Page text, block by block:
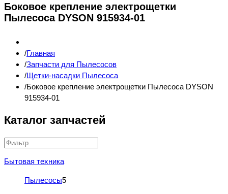
Боковое крепление электрощетки
Пылесоса DYSON 915934-01
Главная
Запчасти для Пылесосов
Щетки-насадки Пылесоса
Боковое крепление электрощетки Пылесоса DYSON
915934-01
Каталог запчастей
Бытовая техника
Пылесосы5